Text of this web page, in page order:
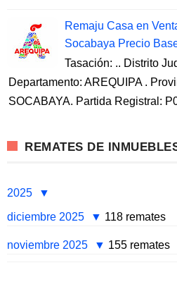
Remaju Casa en
Socabaya Precio
Tasación: .. Distrito
Departamento: AREQUIPA .
SOCABAYA. Partida Registral:
REMATES DE
2025
diciembre 2025
118 remates
noviembre 2025 155 remates